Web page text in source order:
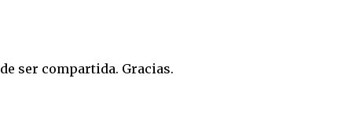
ser compartida. Gracias.